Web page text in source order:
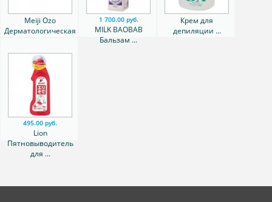
Meiji Ozo
Дерматологическая
1 700.00 руб.
MILK BAOBAB
Бальзам ...
Крем для
депиляции ...
495.00 руб.
Lion
Пятновыводитель
для ...